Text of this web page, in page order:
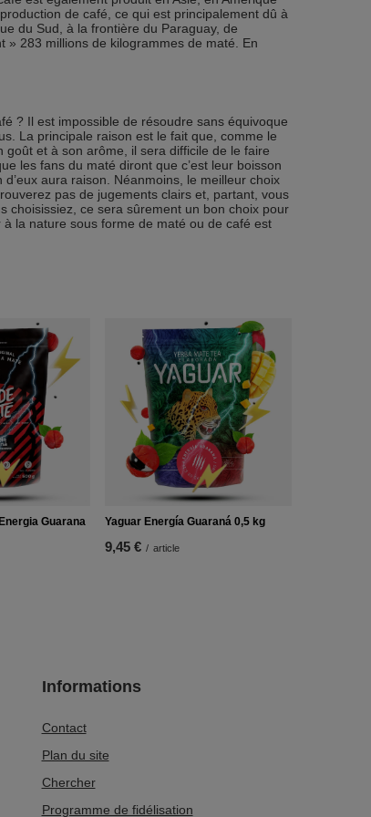
de café, ce qui est principalement dû à
du Sud, à la frontière du Paraguay, de
» 283 millions de kilogrammes de maté. En
? Il est impossible de résoudre sans équivoque
La principale raison est le fait que, comme le
et à son arôme, il sera difficile de le faire
les fans du maté diront que c’est leur boisson
aura raison. Néanmoins, le meilleur choix
pas de jugements clairs et, partant, vous
choisissiez, ce sera sûrement un bon choix pour
la nature sous forme de maté ou de café est
Guarana
Yaguar Energía Guaraná 0,5 kg
9,45 € / article
Informations
Contact
Plan du site
Chercher
Programme de fidélisation